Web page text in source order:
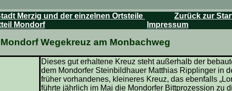
Merzig und der einzelnen Ortsteile
Zurück zur
Mondorf
Impressum
Wegekreuz am Monbachweg
Dieses gut erhaltene Kreuz steht außerhalb der
dem Mondorfer Steinbildhauer Matthias Ripplinger in
früher vorhandenes, kleineres Kreuz, das ebenfalls
führte jährlich im Mai die Mondorfer Bittprozession zu